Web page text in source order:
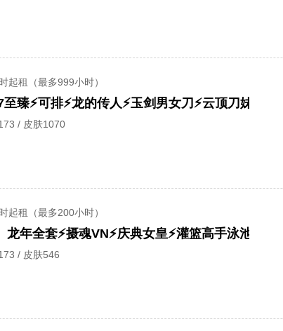
起租（最多999小时）
/ 皮肤1070
起租（最多200小时）
年全套⚡摄魂VN⚡庆典女皇⚡️灌篮高手泳池套
/ 皮肤546